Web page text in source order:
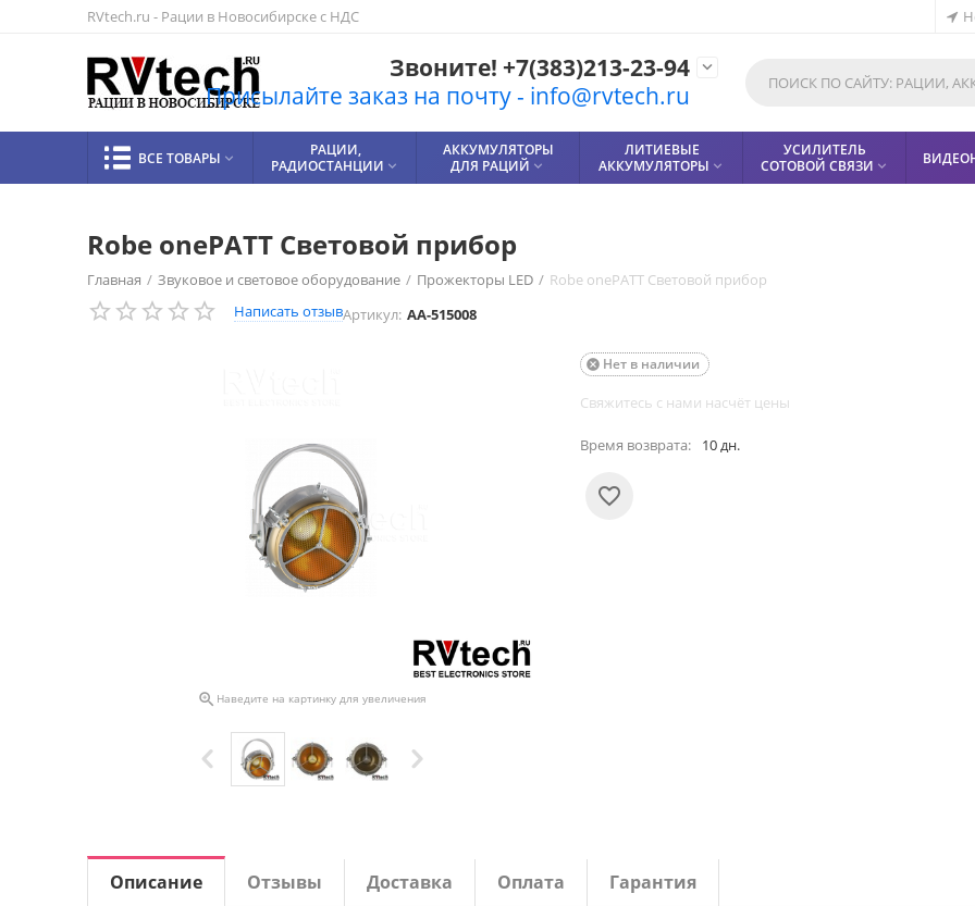
RVtech.ru - Рации в Новосибирске с НДС
Звоните! +7(383)213-23-94
Присылайте заказ на почту - info@rvtech.ru

ВСЕ ТОВАРЫ 
РАЦИИ,
РАДИОСТАНЦИИ 
АККУМУЛЯТОРЫ
ДЛЯ РАЦИЙ 
ЛИТИЕВЫЕ
АККУМУЛЯТОРЫ 
УСИЛИТЕЛЬ
СОТОВОЙ СВЯЗИ 
Robe onePATT Световой прибор
Главная / Звуковое и световое оборудование / Прожекторы LED / Robe onePATT Световой прибор
Написать отзывАртикул: AA-515008
 Наведите на картинку для увеличения
Нет в наличии

Свяжитесь с нами насчёт цены
Время возврата: 10 дн.
Описание Отзывы Доставка Оплата Гарантия